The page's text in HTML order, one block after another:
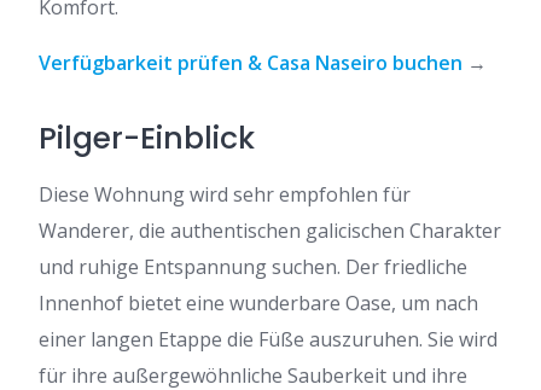
Komfort.
Verfügbarkeit prüfen & Casa Naseiro buchen →
Pilger-Einblick
Diese Wohnung wird sehr empfohlen für
Wanderer, die authentischen galicischen Charakter
und ruhige Entspannung suchen. Der friedliche
Innenhof bietet eine wunderbare Oase, um nach
einer langen Etappe die Füße auszuruhen. Sie wird
für ihre außergewöhnliche Sauberkeit und ihre